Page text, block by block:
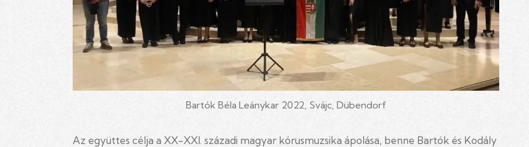
Bartók Béla Leánykar 2022, Svájc, Dübendorf
Az együttes célja a XX-XXI. századi magyar kórusmuzsika ápolása, benne Bartók és Kodály